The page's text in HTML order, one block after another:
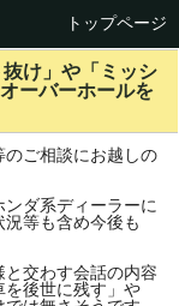
トップページ
け」や「ミッシ
ーバーホールを
のご相談にお越しの
ダ系ディーラーに
等も含め今後も
交わす会話の内容
を後世に残す」や